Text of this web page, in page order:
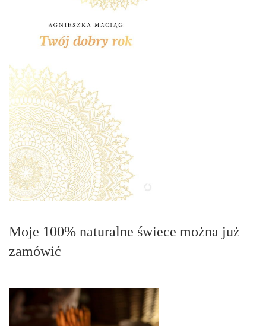
Moje 100% naturalne świece można już
zamówić